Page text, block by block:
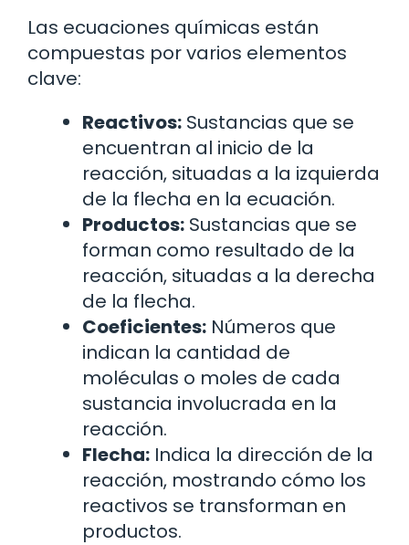
Las ecuaciones químicas están
compuestas por varios elementos
clave:
Reactivos: Sustancias que se
encuentran al inicio de la
reacción, situadas a la izquierda
de la flecha en la ecuación.
Productos: Sustancias que se
forman como resultado de la
reacción, situadas a la derecha
de la flecha.
Coeficientes: Números que
indican la cantidad de
moléculas o moles de cada
sustancia involucrada en la
reacción.
Flecha: Indica la dirección de la
reacción, mostrando cómo los
reactivos se transforman en
productos.